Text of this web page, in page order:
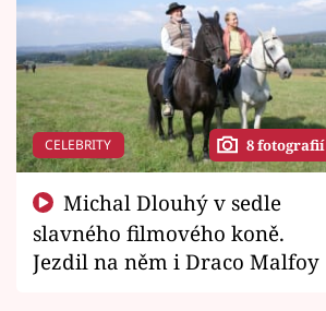
CELEBRITY 8 fotografií
slavného filmového koně.
Jezdil na něm i Draco Malfoy